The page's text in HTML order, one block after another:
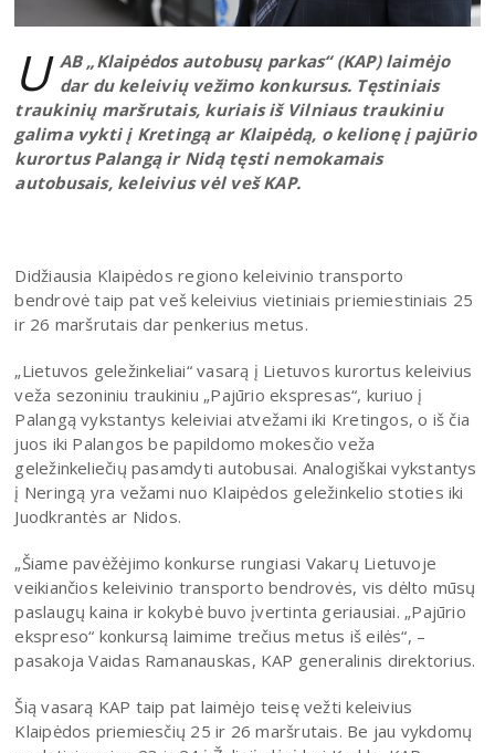
U AB „Klaipėdos autobusų parkas“ (KAP) laimėjo
dar du keleivių vežimo konkursus. Tęstiniais
traukinių maršrutais, kuriais iš Vilniaus traukiniu
galima vykti į Kretingą ar Klaipėdą, o kelionę į pajūrio
kurortus Palangą ir Nidą tęsti nemokamais
autobusais, keleivius vėl veš KAP.
Didžiausia Klaipėdos regiono keleivinio transporto
bendrovė taip pat veš keleivius vietiniais priemiestiniais 25
ir 26 maršrutais dar penkerius metus.
„Lietuvos geležinkeliai“ vasarą į Lietuvos kurortus keleivius
veža sezoniniu traukiniu „Pajūrio ekspresas“, kuriuo į
Palangą vykstantys keleiviai atvežami iki Kretingos, o iš čia
juos iki Palangos be papildomo mokesčio veža
geležinkeliečių pasamdyti autobusai. Analogiškai vykstantys
į Neringą yra vežami nuo Klaipėdos geležinkelio stoties iki
Juodkrantės ar Nidos.
„Šiame pavėžėjimo konkurse rungiasi Vakarų Lietuvoje
veikiančios keleivinio transporto bendrovės, vis dėlto mūsų
paslaugų kaina ir kokybė buvo įvertinta geriausiai. „Pajūrio
ekspreso“ konkursą laimime trečius metus iš eilės“, –
pasakoja Vaidas Ramanauskas, KAP generalinis direktorius.
Šią vasarą KAP taip pat laimėjo teisę vežti keleivius
Klaipėdos priemiesčių 25 ir 26 maršrutais. Be jau vykdomų